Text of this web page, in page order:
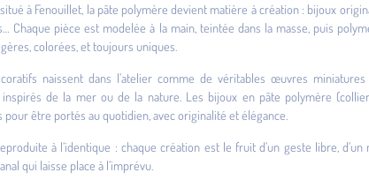
situé à Fenouillet, la pâte polymère devient matière à création : bijoux
Chaque pièce est modelée à la main, teintée dans la masse, puis
colorées, et toujours uniques.
naissent dans l’atelier comme de véritables œuvres
de la mer ou de la nature. Les bijoux en pâte polymère
pour être portés au quotidien, avec originalité et élégance.
à l’identique : chaque création est le fruit d’un geste libre, d’un
qui laisse place à l’imprévu.